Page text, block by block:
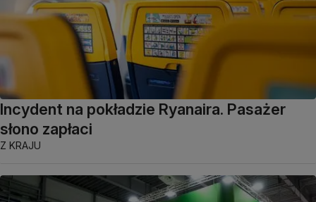
Incydent na pokładzie Ryanaira. Pasażer
słono zapłaci
Z KRAJU